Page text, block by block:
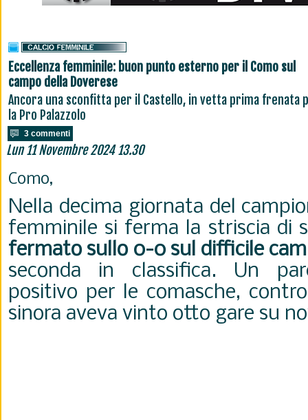
Eccellenza femminile: buon punto esterno per il Como sul
campo della Doverese
Ancora una sconfitta per il Castello, in vetta prima frenata
la Pro Palazzolo
3 commenti
Lun 11 Novembre 2024 13.30
Como,
Nella decima giornata del
femminile si ferma la striscia di
fermato sullo 0-0 sul difficile
seconda in classifica. Un
positivo per le comasche,
sinora aveva vinto otto gare su